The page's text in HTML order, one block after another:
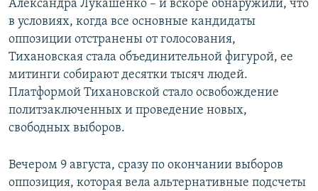
Александра Лукашенко – и вскоре обнаружили, что
в условиях, когда все основные кандидаты
оппозиции отстранены от голосования,
Тихановская стала объединительной фигурой, ее
митинги собирают десятки тысяч людей.
Платформой Тихановской стало освобождение
политзаключенных и проведение новых,
свободных выборов.
Вечером 9 августа, сразу по окончании выборов
оппозиция, которая вела альтернативные подсчеты